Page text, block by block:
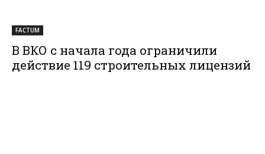
FACTUM
В ВКО с начала года ограничили
действие 119 строительных лицензий